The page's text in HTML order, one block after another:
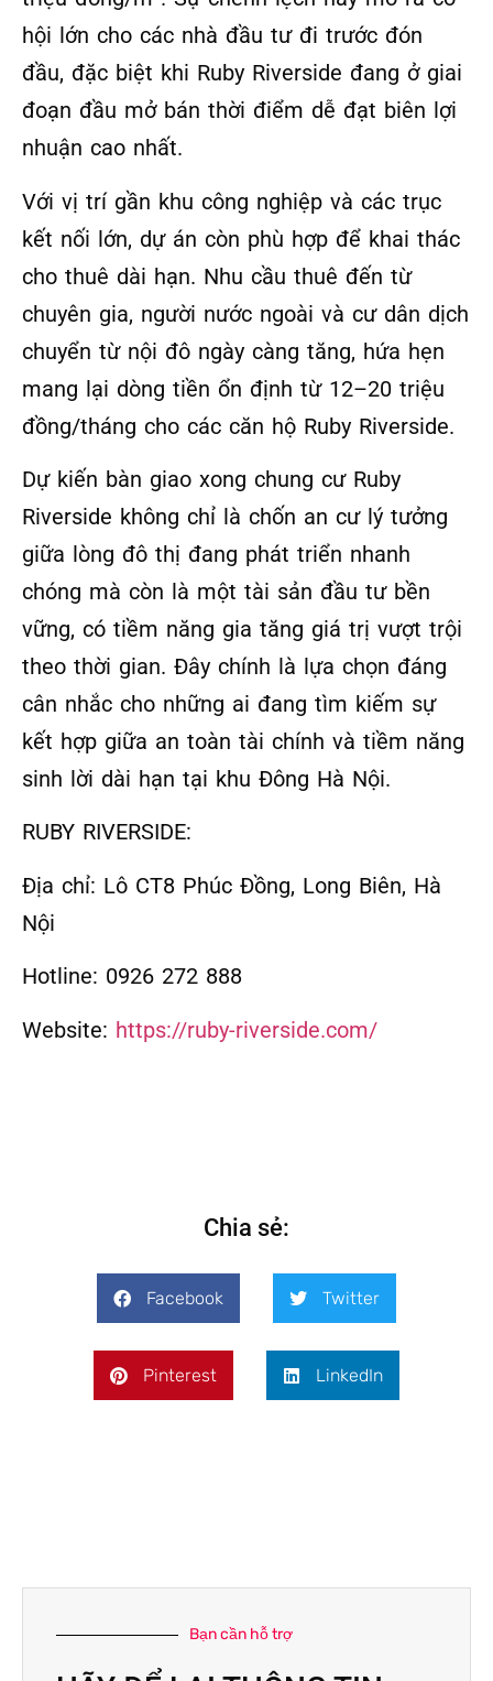
hội lớn cho các nhà đầu tư đi trước đón
đầu, đặc biệt khi Ruby Riverside đang ở giai
đoạn đầu mở bán thời điểm dễ đạt biên lợi
nhuận cao nhất.
Với vị trí gần khu công nghiệp và các trục
kết nối lớn, dự án còn phù hợp để khai thác
cho thuê dài hạn. Nhu cầu thuê đến từ
chuyên gia, người nước ngoài và cư dân dịch
chuyển từ nội đô ngày càng tăng, hứa hẹn
mang lại dòng tiền ổn định từ 12–20 triệu
đồng/tháng cho các căn hộ Ruby Riverside.
Dự kiến bàn giao xong chung cư Ruby
Riverside không chỉ là chốn an cư lý tưởng
giữa lòng đô thị đang phát triển nhanh
chóng mà còn là một tài sản đầu tư bền
vững, có tiềm năng gia tăng giá trị vượt trội
theo thời gian. Đây chính là lựa chọn đáng
cân nhắc cho những ai đang tìm kiếm sự
kết hợp giữa an toàn tài chính và tiềm năng
sinh lời dài hạn tại khu Đông Hà Nội.
RUBY RIVERSIDE:
Địa chỉ: Lô CT8 Phúc Đồng, Long Biên, Hà
Nội
Hotline: 0926 272 888
Website: https://ruby-riverside.com/
Chia sẻ:
Facebook Twitter
Pinterest LinkedIn
Bạn cần hỗ trợ